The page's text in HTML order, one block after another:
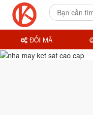
ĐỔI MÃ